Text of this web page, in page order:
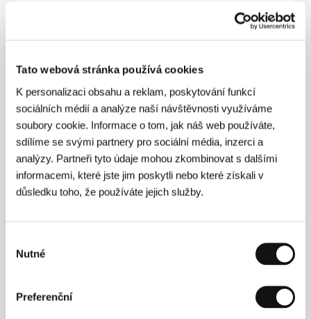
Tato webová stránka používá cookies
K personalizaci obsahu a reklam, poskytování funkcí
sociálních médií a analýze naší návštěvnosti využíváme
soubory cookie. Informace o tom, jak náš web používáte,
sdílíme se svými partnery pro sociální média, inzerci a
analýzy. Partneři tyto údaje mohou zkombinovat s dalšími
informacemi, které jste jim poskytli nebo které získali v
důsledku toho, že používáte jejich služby.
souhlasu
Nutné
Preferenční
Režie: Tudor Giurgiu, Cristian Pascariu, Tudor D. Popescu
/ Rumunsko, 2024, 104 min
Sekce:
Horizonty
Něco tady nesedí
(Hiçbir şey yerinde değil)
Režie: Burak Çevik / Turecko, Německo, Jižní Korea,
2024, 76 min
Soutěž Proxima
(The Village Next To Paradise)
Sekce:Horizonty